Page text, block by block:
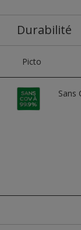
Durabilité
Picto
Sans